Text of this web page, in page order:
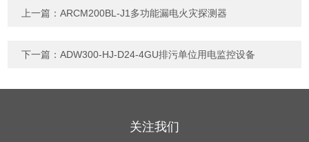
上一篇：ARCM200BL-J1多功能漏电火灾探测器
下一篇：ADW300-HJ-D24-4GU排污单位用电监控设备
关注我们